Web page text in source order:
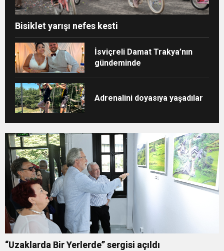
Bisiklet yarışı nefes kesti
İsviçreli Damat Trakya’nın
gündeminde
Adrenalini doyasıya yaşadılar
“Uzaklarda Bir Yerlerde” sergisi açıldı